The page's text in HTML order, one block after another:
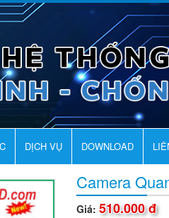
DỊCH VỤ DOWNLOAD
Camera
Giá: 510.000 đ